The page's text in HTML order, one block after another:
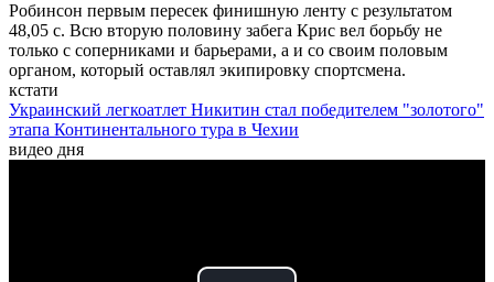
Робинсон первым пересек финишную ленту с результатом
48,05 с. Всю вторую половину забега Крис вел борьбу не
только с соперниками и барьерами, а и со своим половым
органом, который оставлял экипировку спортсмена.
кстати
Украинский легкоатлет Никитин стал победителем "золотого"
этапа Континентального тура в Чехии
видео дня